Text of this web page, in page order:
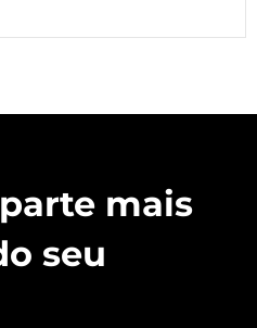
mais
seu